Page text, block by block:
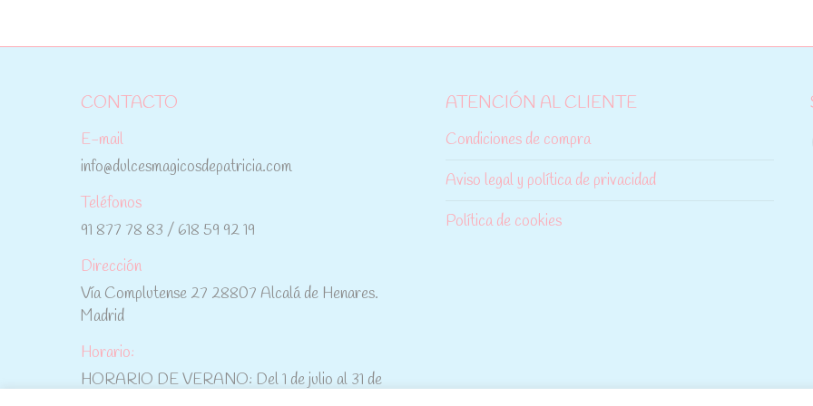
CONTACTO
E-mail
info@dulcesmagicosdepatricia.com
Teléfonos
91 877 78 83 / 618 59 92 19
Dirección
Vía Complutense 27 28807 Alcalá de Henares.
Madrid
Horario:
HORARIO DE VERANO: Del 1 de julio al 31 de
ATENCIÓN AL CLIENTE
Condiciones de compra
Aviso legal y política de privacidad
Política de cookies